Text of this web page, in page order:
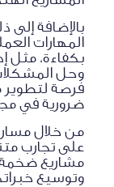
بالإضافة
المهارات
بكفاءة، مثل
وحل
فرصة لتطوير
ضرورية في
من خلال
على تجارب
مشاريع
وتوسيع